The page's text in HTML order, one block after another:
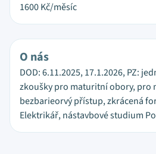
1600Kč/měsíc
O nás
DOD: 6.11.2025, 17.1.2026, PZ:
zkoušky pro maturitní obory, pro
bezbarieorvý přístup, zkrácená
Elektrikář, nástavbové studium